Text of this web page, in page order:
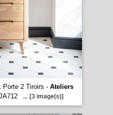
Porte 2 Tiroirs - Ateliers
... [3 image(s)]